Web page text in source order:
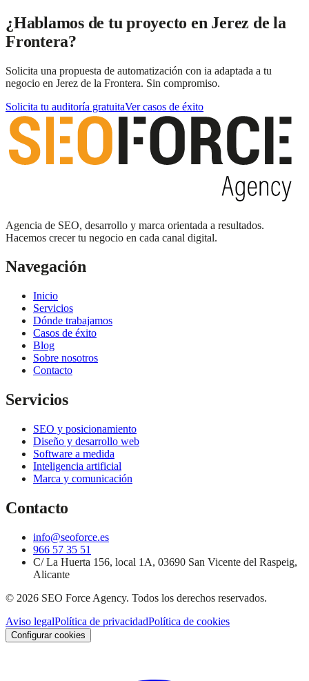
¿Hablamos de tu proyecto en Jerez de la
Frontera?
Solicita una propuesta de automatización con ia adaptada a tu
negocio en Jerez de la Frontera. Sin compromiso.
Solicita tu auditoría gratuitaVer casos de éxito
Agencia de SEO, desarrollo y marca orientada a resultados.
Hacemos crecer tu negocio en cada canal digital.
Navegación
Inicio
Servicios
Dónde trabajamos
Casos de éxito
Blog
Sobre nosotros
Contacto
Servicios
SEO y posicionamiento
Diseño y desarrollo web
Software a medida
Inteligencia artificial
Marca y comunicación
Contacto
info@seoforce.es
966 57 35 51
C/ La Huerta 156, local 1A, 03690 San Vicente del Raspeig,
Alicante
© 2026 SEO Force Agency. Todos los derechos reservados.
Aviso legalPolítica de privacidadPolítica de cookies
Configurar cookies